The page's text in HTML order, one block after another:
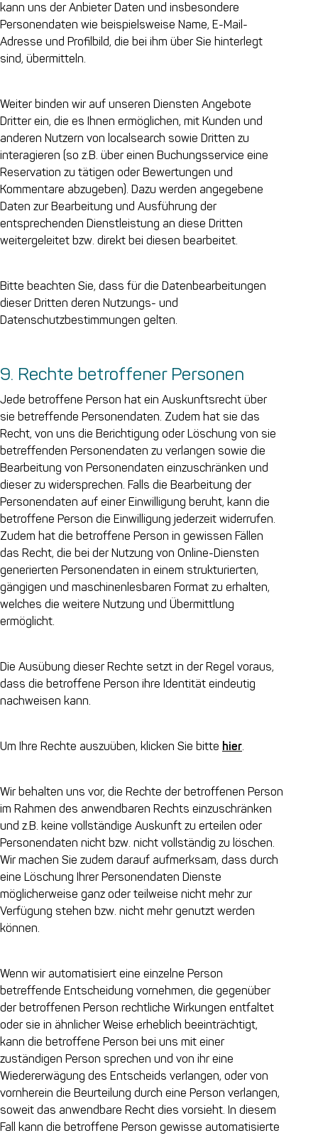
kann uns der Anbieter Daten und insbesondere
Personendaten wie beispielsweise Name, E-Mail-
Adresse und Profilbild, die bei ihm über Sie hinterlegt
sind, übermitteln.
Weiter binden wir auf unseren Diensten Angebote
Dritter ein, die es Ihnen ermöglichen, mit Kunden und
anderen Nutzern von localsearch sowie Dritten zu
interagieren (so z.B. über einen Buchungsservice eine
Reservation zu tätigen oder Bewertungen und
Kommentare abzugeben). Dazu werden angegebene
Daten zur Bearbeitung und Ausführung der
entsprechenden Dienstleistung an diese Dritten
weitergeleitet bzw. direkt bei diesen bearbeitet.
Bitte beachten Sie, dass für die Datenbearbeitungen
dieser Dritten deren Nutzungs- und
Datenschutzbestimmungen gelten.
9. Rechte betroffener Personen
Jede betroffene Person hat ein Auskunftsrecht über
sie betreffende Personendaten. Zudem hat sie das
Recht, von uns die Berichtigung oder Löschung von sie
betreffenden Personendaten zu verlangen sowie die
Bearbeitung von Personendaten einzuschränken und
dieser zu widersprechen. Falls die Bearbeitung der
Personendaten auf einer Einwilligung beruht, kann die
betroffene Person die Einwilligung jederzeit widerrufen.
Zudem hat die betroffene Person in gewissen Fällen
das Recht, die bei der Nutzung von Online-Diensten
generierten Personendaten in einem strukturierten,
gängigen und maschinenlesbaren Format zu erhalten,
welches die weitere Nutzung und Übermittlung
ermöglicht.
Die Ausübung dieser Rechte setzt in der Regel voraus,
dass die betroffene Person ihre Identität eindeutig
nachweisen kann.
Um Ihre Rechte auszuüben, klicken Sie bitte hier.
Wir behalten uns vor, die Rechte der betroffenen Person
im Rahmen des anwendbaren Rechts einzuschränken
und z.B. keine vollständige Auskunft zu erteilen oder
Personendaten nicht bzw. nicht vollständig zu löschen.
Wir machen Sie zudem darauf aufmerksam, dass durch
eine Löschung Ihrer Personendaten Dienste
möglicherweise ganz oder teilweise nicht mehr zur
Verfügung stehen bzw. nicht mehr genutzt werden
können.
Wenn wir automatisiert eine einzelne Person
betreffende Entscheidung vornehmen, die gegenüber
der betroffenen Person rechtliche Wirkungen entfaltet
oder sie in ähnlicher Weise erheblich beeinträchtigt,
kann die betroffene Person bei uns mit einer
zuständigen Person sprechen und von ihr eine
Wiedererwägung des Entscheids verlangen, oder von
vornherein die Beurteilung durch eine Person verlangen,
soweit das anwendbare Recht dies vorsieht. In diesem
Fall kann die betroffene Person gewisse automatisierte